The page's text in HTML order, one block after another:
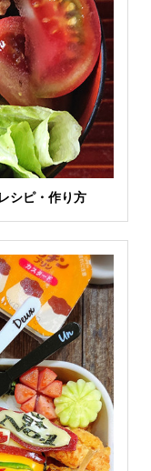
シピ・作り方